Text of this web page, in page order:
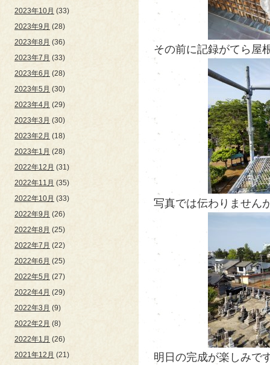
2023年10月 (33)
2023年9月 (28)
2023年8月 (36)
2023年7月 (33)
2023年6月 (28)
2023年5月 (30)
2023年4月 (29)
2023年3月 (30)
2023年2月 (18)
2023年1月 (28)
2022年12月 (31)
2022年11月 (35)
2022年10月 (33)
2022年9月 (26)
2022年8月 (25)
2022年7月 (22)
2022年6月 (25)
2022年5月 (27)
2022年4月 (29)
2022年3月 (9)
2022年2月 (8)
2022年1月 (26)
2021年12月 (21)
その前に記録がてら屋
写真では伝わりませ
明日の完成が楽しみで